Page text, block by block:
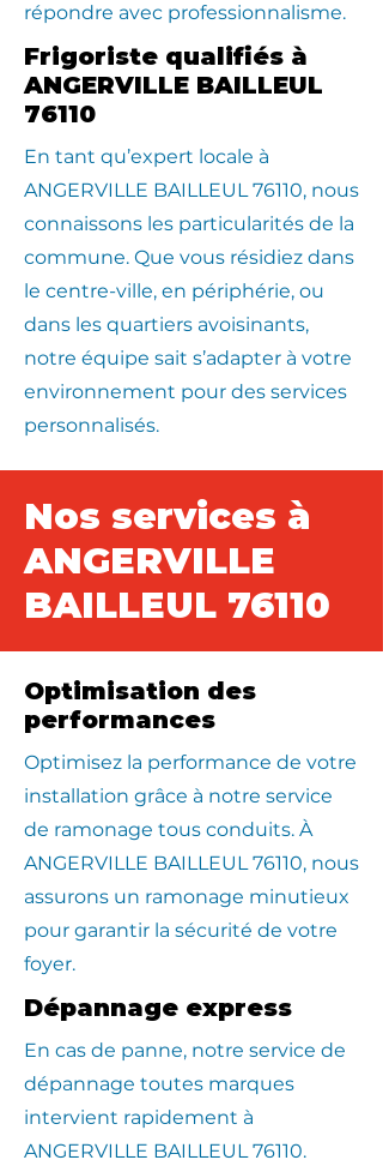
répondre avec professionnalisme.
Frigoriste qualifiés à
ANGERVILLE BAILLEUL
76110
En tant qu’expert locale à
ANGERVILLE BAILLEUL 76110, nous
connaissons les particularités de la
commune. Que vous résidiez dans
le centre-ville, en périphérie, ou
dans les quartiers avoisinants,
notre équipe sait s’adapter à votre
environnement pour des services
personnalisés.
Nos services à
ANGERVILLE
BAILLEUL 76110
Optimisation des
performances
Optimisez la performance de votre
installation grâce à notre service
de ramonage tous conduits. À
ANGERVILLE BAILLEUL 76110, nous
assurons un ramonage minutieux
pour garantir la sécurité de votre
foyer.
Dépannage express
En cas de panne, notre service de
dépannage toutes marques
intervient rapidement à
ANGERVILLE BAILLEUL 76110.